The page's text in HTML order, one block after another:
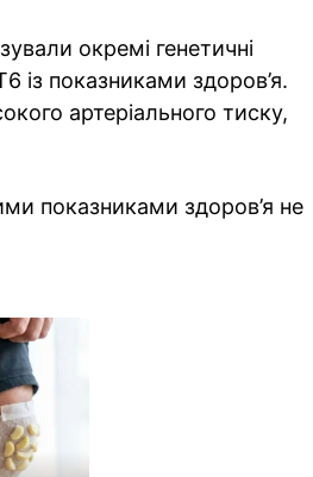
окремі генетичні
із показниками здоров’я.
артеріального тиску,
показниками здоров’я не